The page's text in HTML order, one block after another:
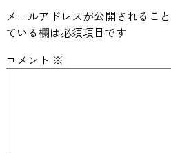
メールアドレスが公開されるこ
ている欄は必須項目です
コメント ※